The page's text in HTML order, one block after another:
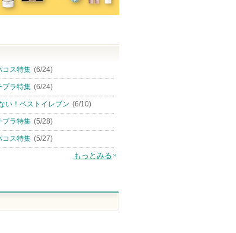
コス特集 (6/24)
プラ特集 (6/24)
い！ベストイレブン (6/10)
プラ特集 (5/28)
コス特集 (5/27)
もっとみる